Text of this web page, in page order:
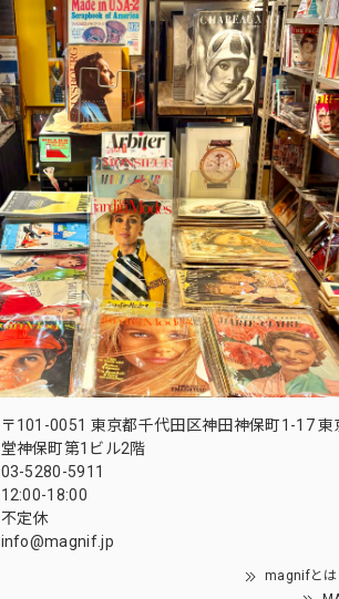
〒101-0051 東京都千代田区神田神保町1-17 東
堂神保町第1ビル2階
03-5280-5911
12:00-18:00
不定休
info@magnif.jp
magnifとは